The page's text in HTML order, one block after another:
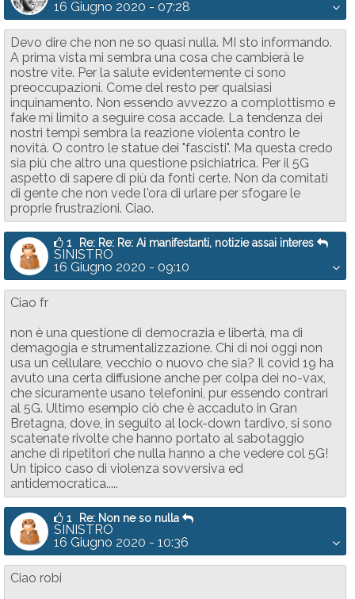
16 Giugno 2020 - 07:28
Devo dire che non ne so quasi nulla. MI sto informando.
A prima vista mi sembra una cosa che cambierà le
nostre vite. Per la salute evidentemente ci sono
preoccupazioni. Come del resto per qualsiasi
inquinamento. Non essendo avvezzo a complottismo e
fake mi limito a seguire cosa accade. La tendenza dei
nostri tempi sembra la reazione violenta contro le
novità. O contro le statue dei "fascisti". Ma questa credo
sia più che altro una questione psichiatrica. Per il 5G
aspetto di sapere di più da fonti certe. Non da comitati
di gente che non vede l'ora di urlare per sfogare le
proprie frustrazioni. Ciao.
1 Re: Re: Re: Ai manifestanti, notizie assai interes
SINISTRO
16 Giugno 2020 - 09:10
Ciao fr
non è una questione di democrazia e libertà, ma di
demagogia e strumentalizzazione. Chi di noi oggi non
usa un cellulare, vecchio o nuovo che sia? Il covid 19 ha
avuto una certa diffusione anche per colpa dei no-vax,
che sicuramente usano telefonini, pur essendo contrari
al 5G. Ultimo esempio ciò che è accaduto in Gran
Bretagna, dove, in seguito al lock-down tardivo, si sono
scatenate rivolte che hanno portato al sabotaggio
anche di ripetitori che nulla hanno a che vedere col 5G!
Un tipico caso di violenza sovversiva ed
antidemocratica.....
1 Re: Non ne so nulla
SINISTRO
16 Giugno 2020 - 10:36
Ciao robi